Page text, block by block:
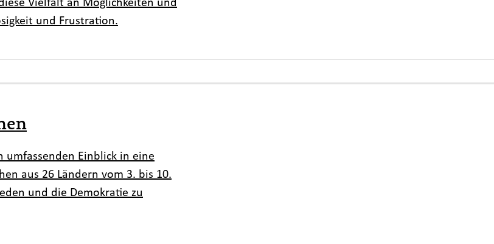
und Frustration.
umfassenden Einblick in eine
aus 26 Ländern vom 3. bis 10.
und die Demokratie zu